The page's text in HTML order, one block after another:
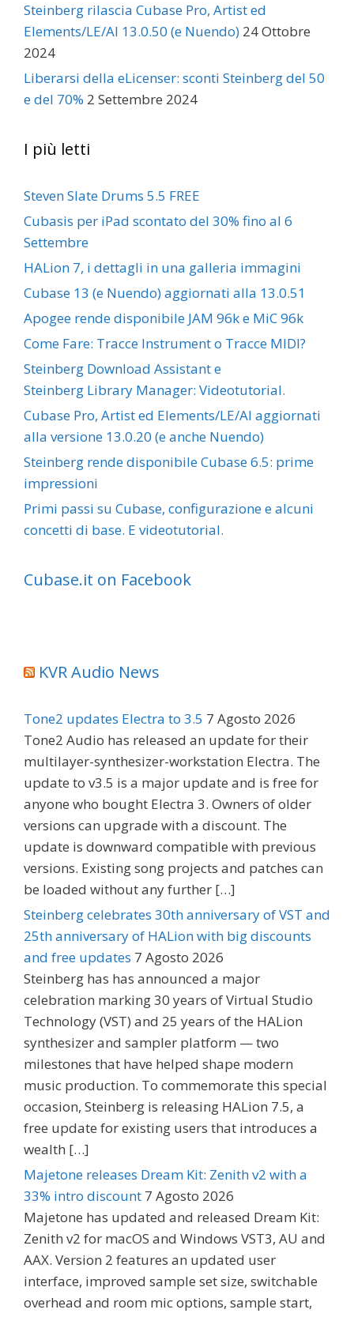
Steinberg rilascia Cubase Pro, Artist ed
Elements/LE/AI 13.0.50 (e Nuendo) 24 Ottobre
2024
Liberarsi della eLicenser: sconti Steinberg del 50
e del 70% 2 Settembre 2024
I più letti
Steven Slate Drums 5.5 FREE
Cubasis per iPad scontato del 30% fino al 6
Settembre
HALion 7, i dettagli in una galleria immagini
Cubase 13 (e Nuendo) aggiornati alla 13.0.51
Apogee rende disponibile JAM 96k e MiC 96k
Come Fare: Tracce Instrument o Tracce MIDI?
Steinberg Download Assistant e
Steinberg Library Manager: Videotutorial.
Cubase Pro, Artist ed Elements/LE/AI aggiornati
alla versione 13.0.20 (e anche Nuendo)
Steinberg rende disponibile Cubase 6.5: prime
impressioni
Primi passi su Cubase, configurazione e alcuni
concetti di base. E videotutorial.
Cubase.it on Facebook
KVR Audio News
Tone2 updates Electra to 3.5 7 Agosto 2026
Tone2 Audio has released an update for their
multilayer-synthesizer-workstation Electra. The
update to v3.5 is a major update and is free for
anyone who bought Electra 3. Owners of older
versions can upgrade with a discount. The
update is downward compatible with previous
versions. Existing song projects and patches can
be loaded without any further […]
Steinberg celebrates 30th anniversary of VST and
25th anniversary of HALion with big discounts
and free updates 7 Agosto 2026
Steinberg has has announced a major
celebration marking 30 years of Virtual Studio
Technology (VST) and 25 years of the HALion
synthesizer and sampler platform — two
milestones that have helped shape modern
music production. To commemorate this special
occasion, Steinberg is releasing HALion 7.5, a
free update for existing users that introduces a
wealth […]
Majetone releases Dream Kit: Zenith v2 with a
33% intro discount 7 Agosto 2026
Majetone has updated and released Dream Kit:
Zenith v2 for macOS and Windows VST3, AU and
AAX. Version 2 features an updated user
interface, improved sample set size, switchable
overhead and room mic options, sample start,